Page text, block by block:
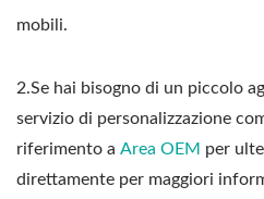
mobili.
2.Se hai bisogno di un piccolo
servizio di personalizzazione
riferimento a Area OEM per
direttamente per maggiori